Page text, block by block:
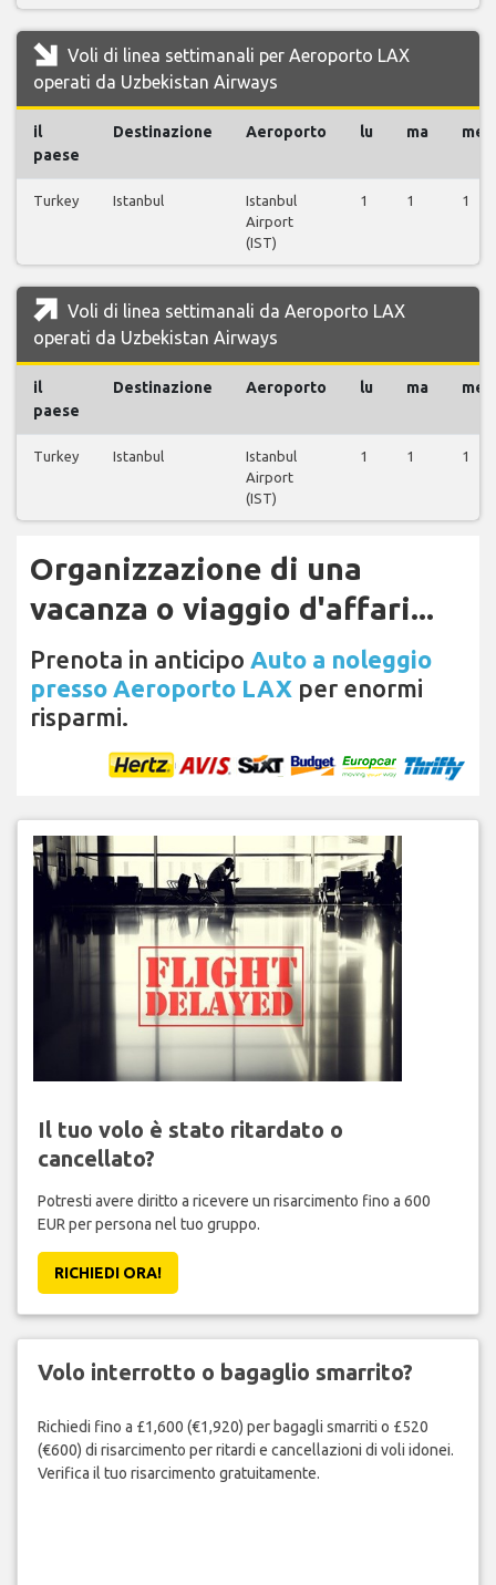
Voli di linea settimanali per Aeroporto LAX
operati da Uzbekistan Airways
il
paese
Destinazione Aeroporto lu ma me
Turkey Istanbul
Istanbul
Airport
(IST)
1 1 1
Voli di linea settimanali da Aeroporto LAX
operati da Uzbekistan Airways
il
paese
Destinazione Aeroporto lu ma me
Turkey Istanbul
Istanbul
Airport
(IST)
1 1 1
Organizzazione di una
vacanza o viaggio d'affari...
Prenota in anticipo Auto a noleggio
presso Aeroporto LAX per enormi
risparmi.
Il tuo volo è stato ritardato o
cancellato?
Potresti avere diritto a ricevere un risarcimento fino a 600
EUR per persona nel tuo gruppo.
RICHIEDI ORA!
Volo interrotto o bagaglio smarrito?
Richiedi fino a £1,600 (€1,920) per bagagli smarriti o £520
(€600) di risarcimento per ritardi e cancellazioni di voli idonei.
Verifica il tuo risarcimento gratuitamente.